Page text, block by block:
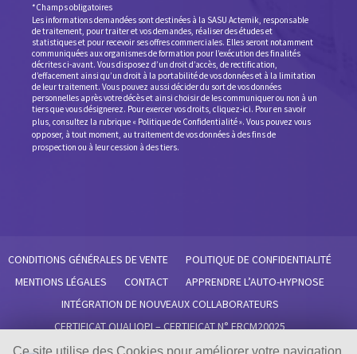
*Champs obligatoires
Les informations demandées sont destinées à la SASU Actemik, responsable
de traitement, pour traiter et vos demandes, réaliser des études et
statistiques et pour recevoir ses offres commerciales. Elles seront notamment
communiquées aux organismes de formation pour l’exécution des finalités
décrites ci-avant. Vous disposez d’un droit d’accès, de rectification,
d’effacement ainsi qu’un droit à la portabilité de vos données et à la limitation
de leur traitement. Vous pouvez aussi décider du sort de vos données
personnelles après votre décès et ainsi choisir de les communiquer ou non à un
tiers que vous désignerez. Pour exercer vos droits, cliquez-ici. Pour en savoir
plus, consultez la rubrique « Politique de Confidentialité». Vous pouvez vous
opposer, à tout moment, au traitement de vos données à des fins de
prospection ou à leur cession à des tiers.
CONDITIONS GÉNÉRALES DE VENTE
POLITIQUE DE CONFIDENTIALITÉ
MENTIONS LÉGALES
CONTACT
APPRENDRE L’AUTO-HYPNOSE
INTÉGRATION DE NOUVEAUX COLLABORATEURS
CERTIFICAT QUALIOPI – CERTIFICAT N° FRCM20025
RÈGLEMENT INTÉRIEUR SISMIIK